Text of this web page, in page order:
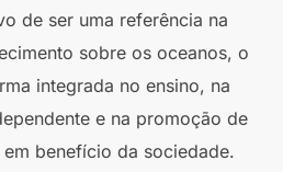
de ser uma referência na
sobre os oceanos, o
integrada no ensino, na
e na promoção de
benefício da sociedade.